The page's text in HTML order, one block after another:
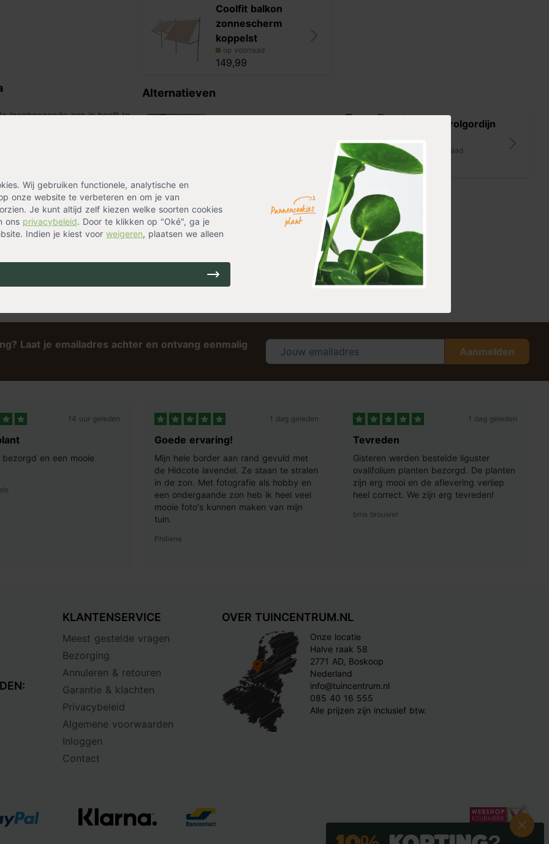
Wij gebruiken functionele, analytische en
onze website te verbeteren en om je van
Je kunt altijd zelf kiezen welke soorten cookies
ons privacybeleid. Door te klikken op "Oké", ga je
Indien je kiest voor weigeren, plaatsen we alleen
laaghangende zon in hoeft te
ook voor een
met een passende
afmetingen zijn inclusief
gordijn wordt geleverd
van de schadelijke UV
het hele lente- en
is het Coolfit rolgordijn
Coolfit balkon
zonnescherm
koppelst
op voorraad
149,99
Alternatieven
Coolfit rolgordijn
op voorraad
139,99
Coolfit rolgordijn
gebroken wit
Laat je emailadres achter en ontvang eenmalig
Aanmelden
14 uur geleden
bezorgd en een mooie
1 dag geleden
Goede ervaring!
Mijn hele border aan rand gevuld met
de Hidcote lavendel. Ze staan te stralen
in de zon. Met fotografie als hobby en
een ondergaande zon heb ik heel veel
mooie foto's kunnen maken van mijn
tuin.
Philiene
1 dag geleden
Tevreden
Gisteren werden bestelde liguster
ovalifolium planten bezorgd. De planten
zijn erg mooi en de aflevering verliep
heel correct. We zijn erg tevreden!
bma brouwer
KLANTENSERVICE
Meest gestelde vragen
Bezorging
Annuleren & retouren
Garantie & klachten
Privacybeleid
Algemene voorwaarden
Inloggen
Contact
OVER TUINCENTRUM.NL
Onze locatie
Halve raak 58
2771 AD, Boskoop
Nederland
info@tuincentrum.nl
085 40 16 555
Alle prijzen zijn inclusief btw.